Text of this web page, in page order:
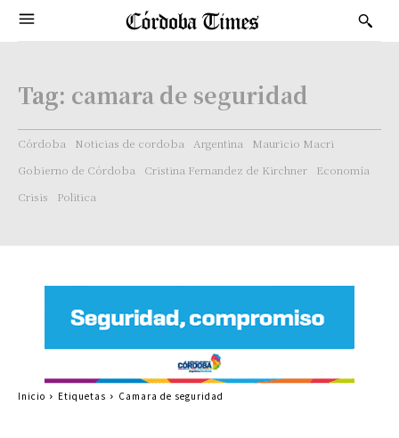
Tag: camara de seguridad
Córdoba Noticias de cordoba Argentina
Mauricio Macri
Gobierno de Córdoba
Cristina Fernandez de Kirchner
Economía
Crisis
Politica
Inicio Etiquetas Camara de seguridad